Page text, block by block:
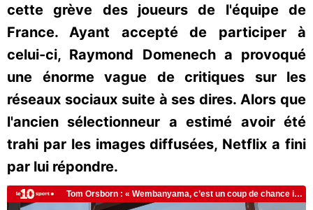
cette grève des joueurs de l'équipe de
France. Ayant accepté de participer à
celui-ci, Raymond Domenech a provoqué
une énorme vague de critiques sur les
réseaux sociaux suite à ses dires. Alors que
l'ancien sélectionneur a estimé avoir été
trahi par les images diffusées, Netflix a fini
par lui répondre.